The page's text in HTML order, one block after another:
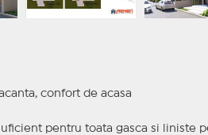
confort de acasa
pentru toata gasca si liniste